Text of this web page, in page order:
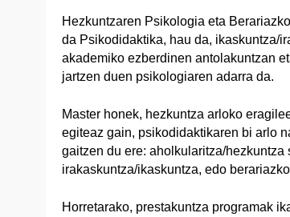
Hezkuntzaren Psikologia eta
da Psikodidaktika, hau da, ikaskuntza/
akademiko ezberdinen antolakuntzan
jartzen duen psikologiaren adarra da.
Master honek, hezkuntza arloko
egiteaz gain, psikodidaktikaren bi arlo
gaitzen du ere: aholkularitza/
irakaskuntza/ikaskuntza, edo
Horretarako, prestakuntza programak